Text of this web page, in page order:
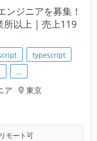
ンジニアを募集！
所以上 | 売上119
typescript
…
ア
東京
モート可